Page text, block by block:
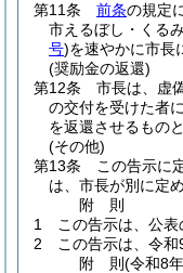
第11条
前条の規定
市えるぼし・くる
号)を速やかに市長
(奨励金の返還)
第12条
市長は、虚
の交付を受けた者
を返還させるものと
(その他)
第13条
この告示に
は、市長が別に定め
附 則
1
この告示は、公表
2
この告示は、令和
附 則(令和8